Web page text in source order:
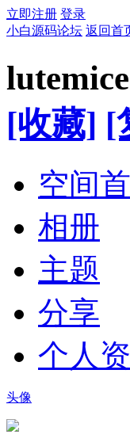
立即注册 登录
小白源码论坛 返回首
[收藏] [
空间
相册
主题
分享
个人
头像